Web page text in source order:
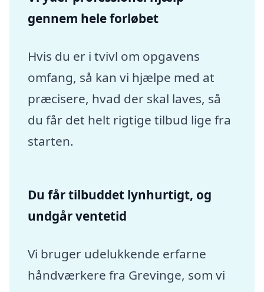
gennem hele forløbet
Hvis du er i tvivl om opgavens
omfang, så kan vi hjælpe med at
præcisere, hvad der skal laves, så
du får det helt rigtige tilbud lige fra
starten.
Du får tilbuddet lynhurtigt, og
undgår ventetid
Vi bruger udelukkende erfarne
håndværkere fra Grevinge, som vi